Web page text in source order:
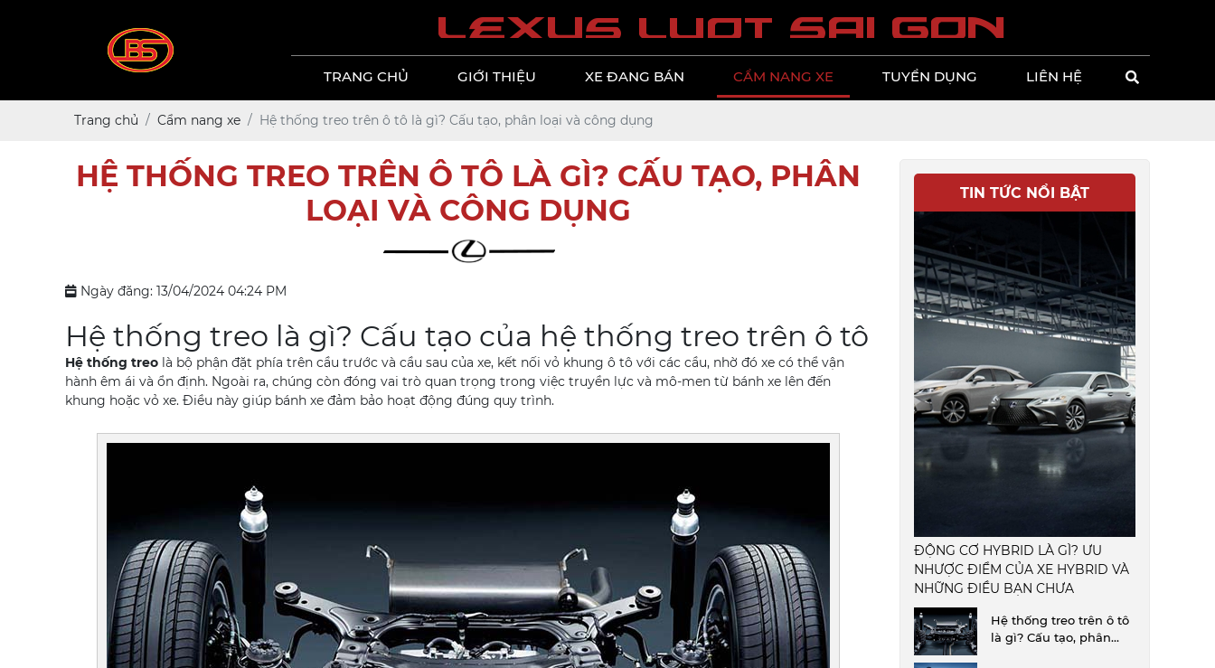
lexus luot sai gon
TRANG CHỦ GIỚI THIỆU XE ĐANG BÁN CẨM NANG XE TUYỂN DỤNG LIÊN HỆ
Trang chủ Cẩm nang xe Hệ thống treo trên ô tô là gì? Cấu tạo, phân loại và công dụng
HỆ THỐNG TREO TRÊN Ô TÔ LÀ GÌ? CẤU TẠO, PHÂN
LOẠI VÀ CÔNG DỤNG
Ngày đăng: 13/04/2024 04:24 PM
Hệ thống treo là gì? Cấu tạo của hệ thống treo trên ô tô
Hệ thống treo là bộ phận đặt phía trên cầu trước và cầu sau của xe, kết nối vỏ khung ô tô với các cầu, nhờ đó xe có thể vận
hành êm ái và ổn định. Ngoài ra, chúng còn đóng vai trò quan trọng trong việc truyền lực và mô-men từ bánh xe lên đến
khung hoặc vỏ xe. Điều này giúp bánh xe đảm bảo hoạt động đúng quy trình.
TIN TỨC NỔI BẬT
ĐỘNG CƠ HYBRID LÀ GÌ? ƯU
NHƯỢC ĐIỂM CỦA XE HYBRID VÀ
NHỮNG ĐIỀU BẠN CHƯA
Hệ thống treo trên ô tô
là gì? Cấu tạo, phân